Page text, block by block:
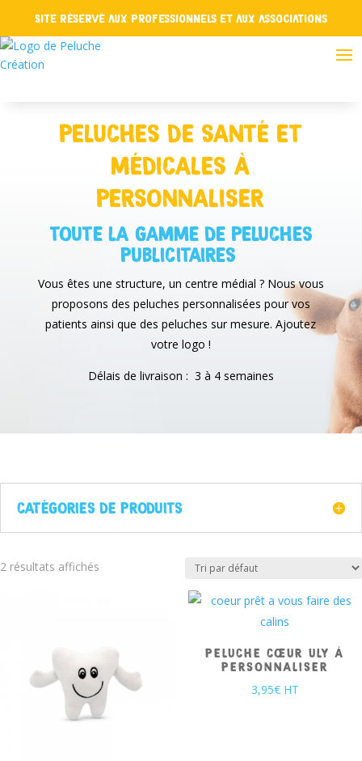
Site réservé aux professionnels et aux associations
PELUCHES DE SANTÉ ET
MÉDICALES À
PERSONNALISER
TOUTE LA GAMME DE PELUCHES
PUBLICITAIRES
Vous êtes une structure, un centre médial ? Nous vous
proposons des peluches personnalisées pour vos
patients ainsi que des peluches sur mesure. Ajoutez
votre logo !
Délais de livraison : 3 à 4 semaines
CATÉGORIES DE PRODUITS
2 résultats affichés
PELUCHE CŒUR ULY À
PERSONNALISER
3,95€HT